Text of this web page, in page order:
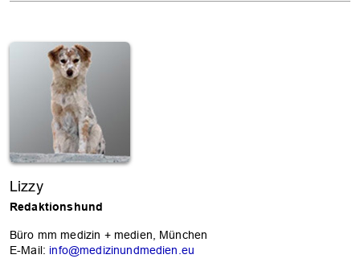
Lizzy
Redaktionshund
Büro mm medizin + medien, München
E-Mail: info@medizinundmedien.eu